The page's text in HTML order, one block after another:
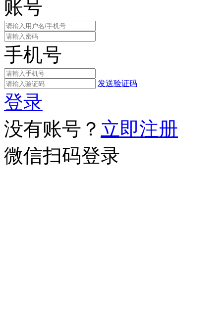
账号
手机号
发送验证码
登录
没有账号？ 立即注册
微信扫码登录